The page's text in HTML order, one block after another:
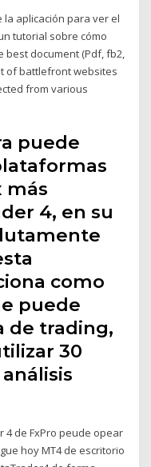
la aplicación para ver el
tutorial sobre cómo
best document (Pdf, fb2,
of battlefront websites
from various
puede
más
4, en su
como
puede
de trading,
30
4 de FxPro peude opear
hoy MT4 de escritorio